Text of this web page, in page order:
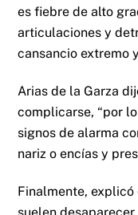
es fiebre de alto
articulaciones y
cansancio extremo
Arias de la Garza
complicarse, “por
signos de alarma
nariz o encías y
Finalmente,